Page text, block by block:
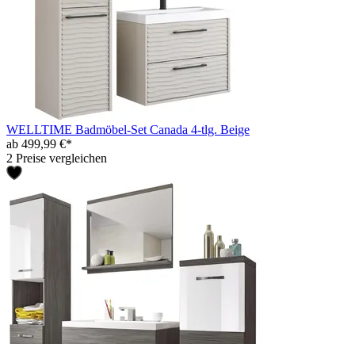
WELLTIME Badmöbel-Set Canada 4-tlg. Beige
ab 499,99 €*
2 Preise vergleichen